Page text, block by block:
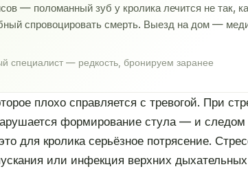
— поломанный зуб у кролика лечится не так,
спровоцировать смерть. Выезд на дом —
специалист — редкость, бронируем заранее
плохо справляется с тревогой. При
формирование стула — и
для кролика серьёзное потрясение.
или инфекция верхних дыхательных